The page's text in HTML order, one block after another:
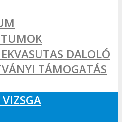
DALOLÓ
TÁMOGATÁS